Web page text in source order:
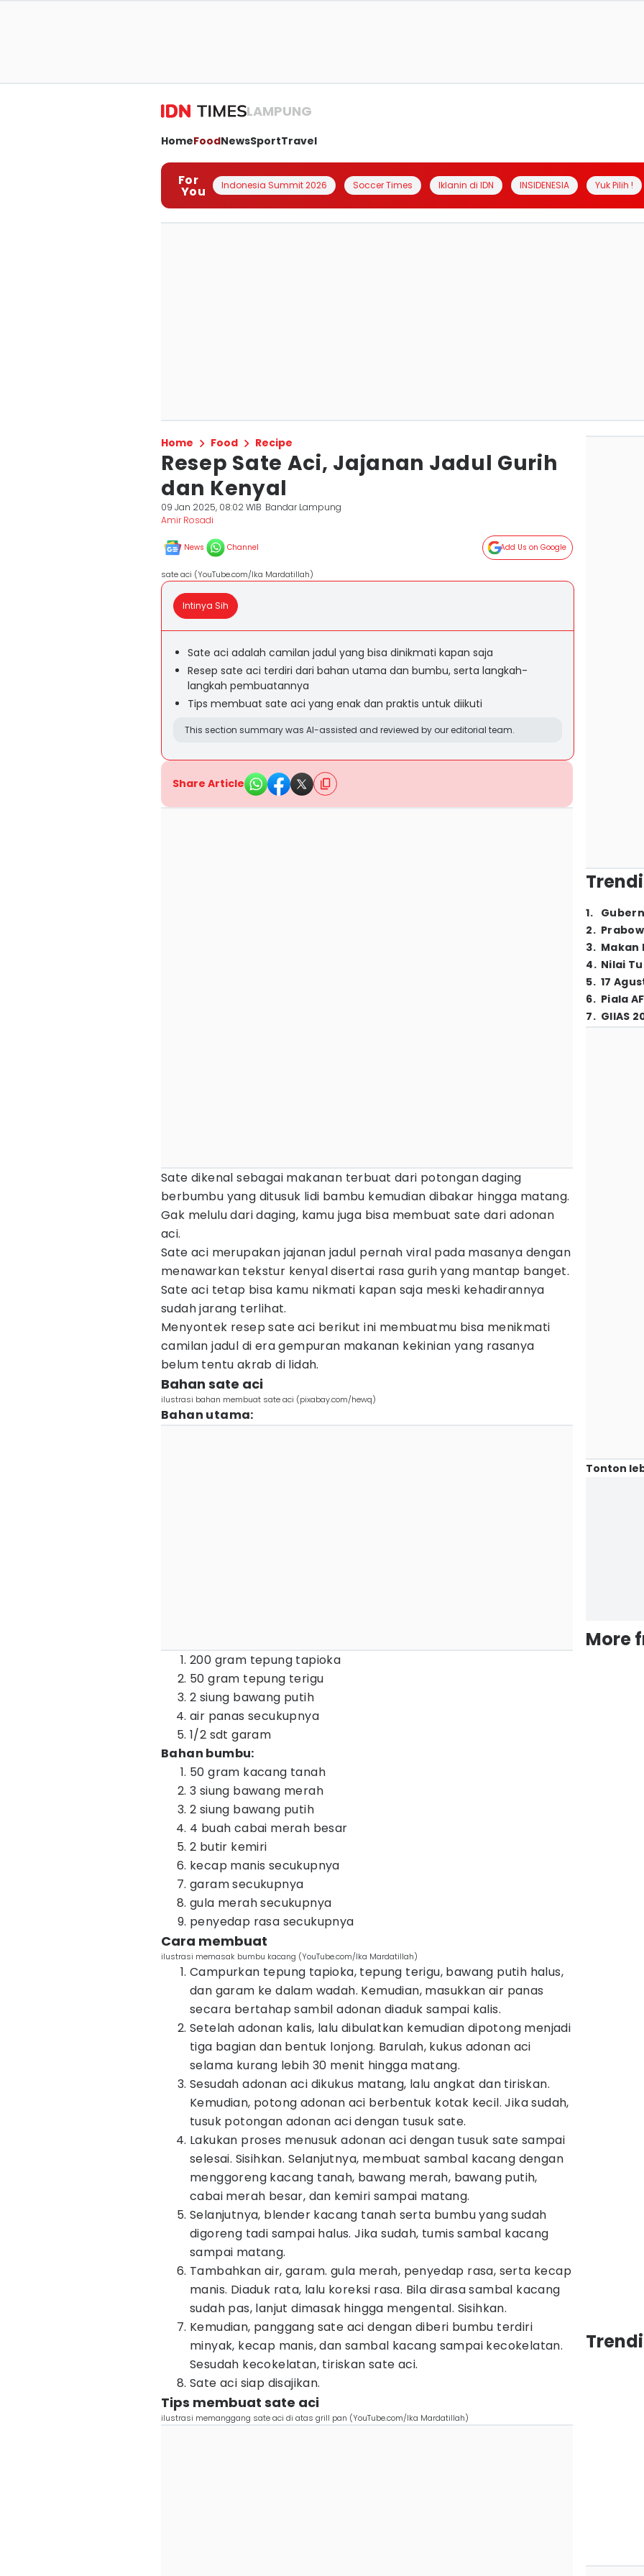
LAMPUNG
HomeFoodNewsSportTravel
For
You Indonesia Summit 2026 Soccer Times Iklanin di IDN INSIDENESIA Yuk Pilih !
Home Food Recipe
Resep Sate Aci, Jajanan Jadul Gurih
dan Kenyal
09 Jan 2025, 08:02 WIB Bandar Lampung
Amir Rosadi
News Channel Add Us on Google
sate aci (YouTube.com/Ika Mardatillah)
Intinya Sih
Sate aci adalah camilan jadul yang bisa dinikmati kapan saja
Resep sate aci terdiri dari bahan utama dan bumbu, serta langkah-
langkah pembuatannya
Tips membuat sate aci yang enak dan praktis untuk diikuti
This section summary was AI-assisted and reviewed by our editorial team.
Share Article
Sate dikenal sebagai makanan terbuat dari potongan daging
berbumbu yang ditusuk lidi bambu kemudian dibakar hingga matang.
Gak melulu dari daging, kamu juga bisa membuat sate dari adonan
aci.
Sate aci merupakan jajanan jadul pernah viral pada masanya dengan
menawarkan tekstur kenyal disertai rasa gurih yang mantap banget.
Sate aci tetap bisa kamu nikmati kapan saja meski kehadirannya
sudah jarang terlihat.
Menyontek resep sate aci berikut ini membuatmu bisa menikmati
camilan jadul di era gempuran makanan kekinian yang rasanya
belum tentu akrab di lidah.
Bahan sate aci
ilustrasi bahan membuat sate aci (pixabay.com/hewq)
Bahan utama:
200 gram tepung tapioka
50 gram tepung terigu
2 siung bawang putih
air panas secukupnya
1/2 sdt garam
Bahan bumbu:
50 gram kacang tanah
3 siung bawang merah
2 siung bawang putih
4 buah cabai merah besar
2 butir kemiri
kecap manis secukupnya
garam secukupnya
gula merah secukupnya
penyedap rasa secukupnya
Cara membuat
ilustrasi memasak bumbu kacang (YouTube.com/Ika Mardatillah)
Campurkan tepung tapioka, tepung terigu, bawang putih halus,
dan garam ke dalam wadah. Kemudian, masukkan air panas
secara bertahap sambil adonan diaduk sampai kalis.
Setelah adonan kalis, lalu dibulatkan kemudian dipotong menjadi
tiga bagian dan bentuk lonjong. Barulah, kukus adonan aci
selama kurang lebih 30 menit hingga matang.
Sesudah adonan aci dikukus matang, lalu angkat dan tiriskan.
Kemudian, potong adonan aci berbentuk kotak kecil. Jika sudah,
tusuk potongan adonan aci dengan tusuk sate.
Lakukan proses menusuk adonan aci dengan tusuk sate sampai
selesai. Sisihkan. Selanjutnya, membuat sambal kacang dengan
menggoreng kacang tanah, bawang merah, bawang putih,
cabai merah besar, dan kemiri sampai matang.
Selanjutnya, blender kacang tanah serta bumbu yang sudah
digoreng tadi sampai halus. Jika sudah, tumis sambal kacang
sampai matang.
Tambahkan air, garam. gula merah, penyedap rasa, serta kecap
manis. Diaduk rata, lalu koreksi rasa. Bila dirasa sambal kacang
sudah pas, lanjut dimasak hingga mengental. Sisihkan.
Kemudian, panggang sate aci dengan diberi bumbu terdiri
minyak, kecap manis, dan sambal kacang sampai kecokelatan.
Sesudah kecokelatan, tiriskan sate aci.
Sate aci siap disajikan.
Tips membuat sate aci
ilustrasi memanggang sate aci di atas grill pan (YouTube.com/Ika Mardatillah)
1.
2.
3. Makan
4. Nilai
5. 17
6. Piala
7. GIIAS
Tonton
More